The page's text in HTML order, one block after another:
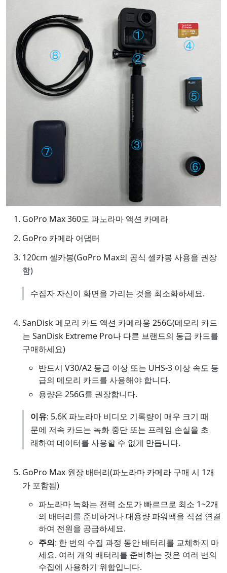
GoPro Max 360도 파노라마 액션 카메라
GoPro 카메라 어댑터
120cm 셀카봉(GoPro Max의 공식 셀카봉 사용을 권장
함)
수집자 자신이 화면을 가리는 것을 최소화하세요.
SanDisk 메모리 카드 액션 카메라용 256G(메모리 카드
는 SanDisk Extreme Pro나 다른 브랜드의 동급 카드를
구매하세요)
반드시 V30/A2 등급 이상 또는 UHS-3 이상 속도 등
급의 메모리 카드를 사용해야 합니다.
용량은 256G를 권장합니다.
이유: 5.6K 파노라마 비디오 기록량이 매우 크기 때
문에 저속 카드는 녹화 중단 또는 프레임 손실을 초
래하여 데이터를 사용할 수 없게 만듭니다.
GoPro Max 원장 배터리(파노라마 카메라 구매 시 1개
가 포함됨)
파노라마 녹화는 전력 소모가 빠르므로 최소 1~2개
의 배터리를 준비하거나 대용량 파워팩을 직접 연결
하여 전원을 공급하세요.
주의: 한 번의 수집 과정 동안 배터리를 교체하지 마
세요. 여러 개의 배터리를 준비하는 것은 여러 번의
수집에 사용하기 위함입니다.